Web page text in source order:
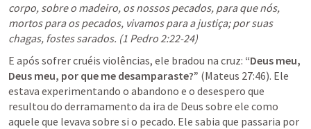
corpo, sobre o madeiro, os nossos pecados, para que nós,
mortos para os pecados, vivamos para a justiça; por suas
chagas, fostes sarados. (1 Pedro 2:22-24)
E após sofrer cruéis violências, ele bradou na cruz: “Deus meu,
Deus meu, por que me desamparaste?” (Mateus 27:46). Ele
estava experimentando o abandono e o desespero que
resultou do derramamento da ira de Deus sobre ele como
aquele que levava sobre si o pecado. Ele sabia que passaria por